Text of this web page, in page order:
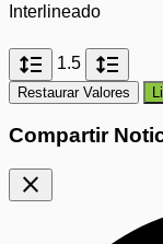
Interlineado
format_line_spacing 1.5 format_line_spacing
Restaurar Valores
Compartir
close